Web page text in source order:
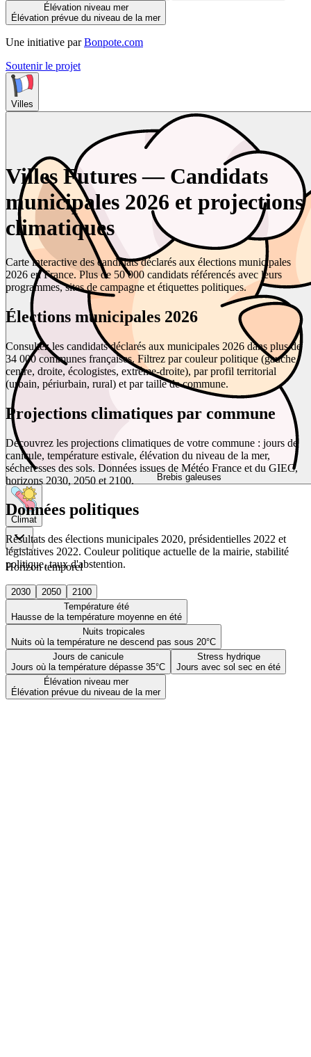
Élévation niveau mer
Élévation prévue du niveau de la mer
Une initiative par Bonpote.com
Soutenir le projet
Villes
Brebis galeuses
Climat
Horizon temporel
2030 2050
2100
Température été
Hausse de la température moyenne en été
Nuits tropicales
Nuits où la température ne descend pas sous 20°C
Jours de canicule
Jours où la température dépasse 35°C
Stress hydrique
Jours avec sol sec en été
Élévation niveau mer
Élévation prévue du niveau de la mer
Villes Futures — Candidats
municipales 2026 et projections
climatiques
Carte interactive des candidats déclarés aux élections municipales
2026 en France. Plus de 50 000 candidats référencés avec leurs
programmes, sites de campagne et étiquettes politiques.
Élections municipales 2026
Consultez les candidats déclarés aux municipales 2026 dans plus de
34 000 communes françaises. Filtrez par couleur politique (gauche,
centre, droite, écologistes, extrême-droite), par profil territorial
(urbain, périurbain, rural) et par taille de commune.
Projections climatiques par commune
Découvrez les projections climatiques de votre commune : jours de
canicule, température estivale, élévation du niveau de la mer,
sécheresses des sols. Données issues de Météo France et du GIEC,
horizons 2030, 2050 et 2100.
Données politiques
Résultats des élections municipales 2020, présidentielles 2022 et
législatives 2022. Couleur politique actuelle de la mairie, stabilité
politique, taux d'abstention.